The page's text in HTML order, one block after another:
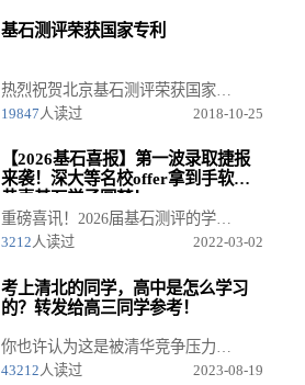
基石测评荣获国家专利
热烈祝贺北京基石测评荣获国家专利....
19847人读过 2018-10-25
【2026基石喜报】第一波录取捷报
来袭！深大等名校offer拿到手软，
恭喜基石学子圆梦！
重磅喜讯！2026届基石测评的学子们开始霸榜了！ 当各大高校开始发放录取通知书，深圳基石测评的微信群里也变成了欢乐的海洋！看着孩子们的名字与心仪的大学紧紧相连，我们感到无比的骄傲与自豪。
3212人读过 2022-03-02
考上清北的同学，高中是怎么学习
的？转发给高三同学参考！
你也许认为这是被清华竞争压力逼的，但是事实上，对大多数清华学生来说，这就是他们在中学刻苦努力的习惯、毅力和耐心的延续，以及受中学时培养出来的上进心与野心的激励。
43212人读过 2023-08-19